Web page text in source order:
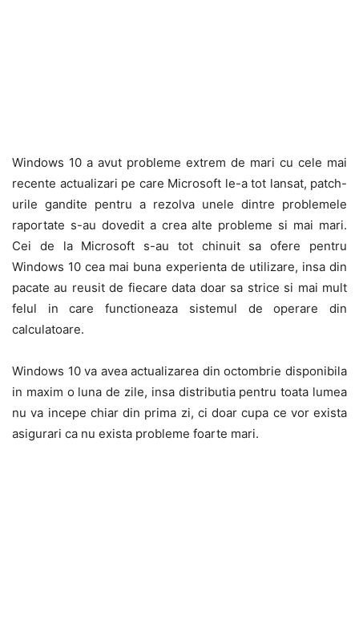
Windows 10 a avut probleme extrem de mari cu cele mai
recente actualizari pe care Microsoft le-a tot lansat, patch-
urile gandite pentru a rezolva unele dintre problemele
raportate s-au dovedit a crea alte probleme si mai mari.
Cei de la Microsoft s-au tot chinuit sa ofere pentru
Windows 10 cea mai buna experienta de utilizare, insa din
pacate au reusit de fiecare data doar sa strice si mai mult
felul in care functioneaza sistemul de operare din
calculatoare.
Windows 10 va avea actualizarea din octombrie disponibila
in maxim o luna de zile, insa distributia pentru toata lumea
nu va incepe chiar din prima zi, ci doar cupa ce vor exista
asigurari ca nu exista probleme foarte mari.